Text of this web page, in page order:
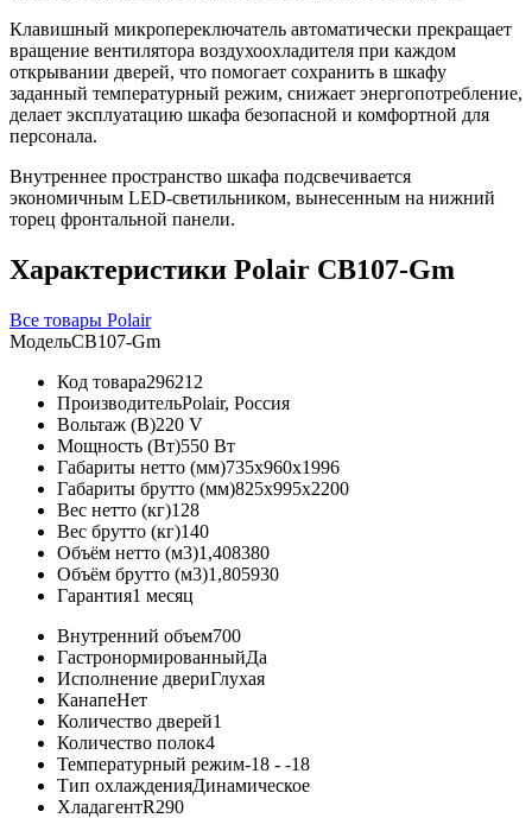
Клавишный микропереключатель автоматически прекращает
вращение вентилятора воздухоохладителя при каждом
открывании дверей, что помогает сохранить в шкафу
заданный температурный режим, снижает энергопотребление,
делает эксплуатацию шкафа безопасной и комфортной для
персонала.
Внутреннее пространство шкафа подсвечивается
экономичным LED-светильником, вынесенным на нижний
торец фронтальной панели.
Характеристики Polair CB107-Gm
Все товары Polair
МодельCB107-Gm
Код товара296212
ПроизводительPolair, Россия
Вольтаж (В)220 V
Мощность (Вт)550 Вт
Габариты нетто (мм)735x960x1996
Габариты брутто (мм)825x995x2200
Вес нетто (кг)128
Вес брутто (кг)140
Объём нетто (м3)1,408380
Объём брутто (м3)1,805930
Гарантия1 месяц
Внутренний объем700
ГастронормированныйДа
Исполнение двериГлухая
КанапеНет
Количество дверей1
Количество полок4
Температурный режим-18 - -18
Тип охлажденияДинамическое
ХладагентR290